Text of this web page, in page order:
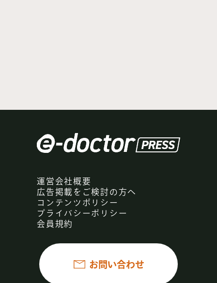
運営会社概要
広告掲載をご検討の方へ
コンテンツポリシー
プライバシーポリシー
会員規約
お問い合わせ